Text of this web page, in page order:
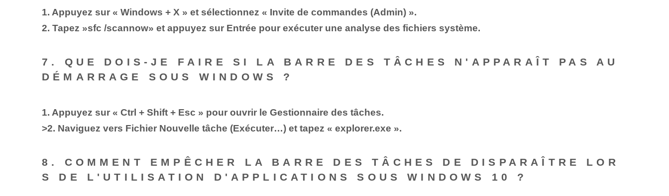
1. Appuyez sur « Windows + X » ⁤et ⁣sélectionnez « Invite de commandes (Admin) ».
2. Tapez ⁤»sfc /scannow» et appuyez sur Entrée ⁤pour exécuter une analyse des fichiers système.
7. QUE DOIS-JE FAIRE SI​ LA BARRE DES TÂCHES N'APPARAÎT PAS AU
DÉMARRAGE​ SOUS WINDOWS ?
1. Appuyez sur « Ctrl + Shift + Esc » pour ouvrir le Gestionnaire des tâches.
>2. ⁤Naviguez vers ⁢Fichier Nouvelle tâche (Exécuter…) et tapez « explorer.exe ».
8. COMMENT EMPÊCHER LA BARRE DES TÂCHES DE DISPARAÎTRE LOR
S DE L'UTILISATION D'APPLICATIONS SOUS WINDOWS 10 ?